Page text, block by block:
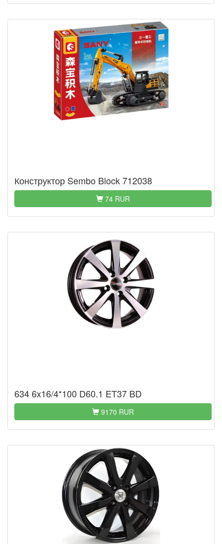
Конструктор Sembo Block 712038
74 RUR
634 6x16/4*100 D60.1 ET37 BD
9170 RUR